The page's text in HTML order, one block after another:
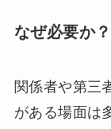
なぜ必要か？
関係者や第三
がある場面は